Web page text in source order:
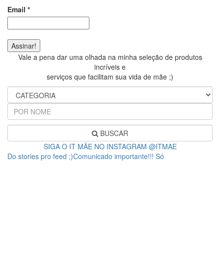
Email *
Vale a pena dar uma olhada na minha seleção de produtos
incríveis e
serviços que facilitam sua vida de mãe ;)
BUSCAR
SIGA O IT MÃE NO INSTAGRAM @ITMAE
Do stories pro feed ;)Comunicado importante!!! Só